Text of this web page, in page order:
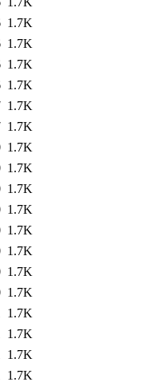
1.7K
1.7K
1.7K
1.7K
1.7K
1.7K
1.7K
1.7K
1.7K
1.7K
1.7K
1.7K
1.7K
1.7K
1.7K
1.7K
1.7K
1.7K